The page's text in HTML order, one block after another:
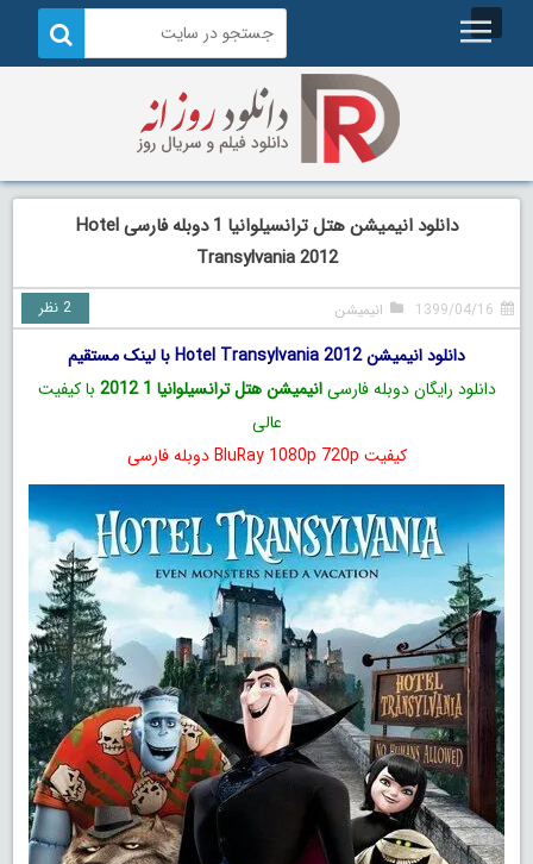
دانلود انیمیشن هتل ترانسیلوانیا 1 دوبله فارسی Hotel
Transylvania 2012
1399/04/16 انیمیشن 2 نظر
دانلود انیمیشن Hotel Transylvania 2012 با لینک مستقیم
دانلود رایگان دوبله فارسیانیمیشن هتل ترانسیلوانیا 1 2012
با کیفیت
عالی
کیفیت BluRay 1080p 720p دوبله فارسی